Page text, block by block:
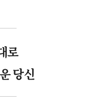
로
당신